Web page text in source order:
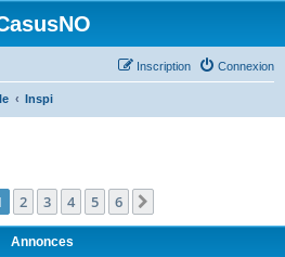
Connexion
Inscription
Inspi
2 3 4 5 6
Annonces